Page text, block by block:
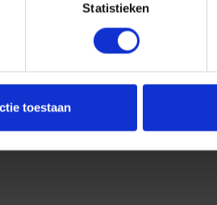
Statistieken
toestaan